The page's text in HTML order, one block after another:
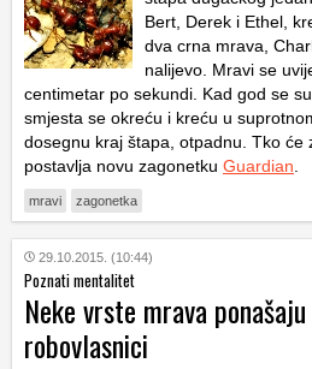
Bert, Derek i Ethel,
dva crna mrava,
nalijevo. Mravi se
centimetar po sekundi. Kad god se
smjesta se okreću i kreću u
dosegnu kraj štapa, otpadnu. Tko će
postavlja novu zagonetku Guardian
mravi zagonetka
29.10.2015. (10:44)
Poznati mentalitet
Neke vrste mrava
robovlasnici